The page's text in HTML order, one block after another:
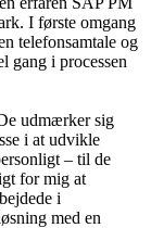
I første omgang
telefonsamtale og
gang i processen
udmærker sig
i at udvikle
– til de
for mig at
i
med en